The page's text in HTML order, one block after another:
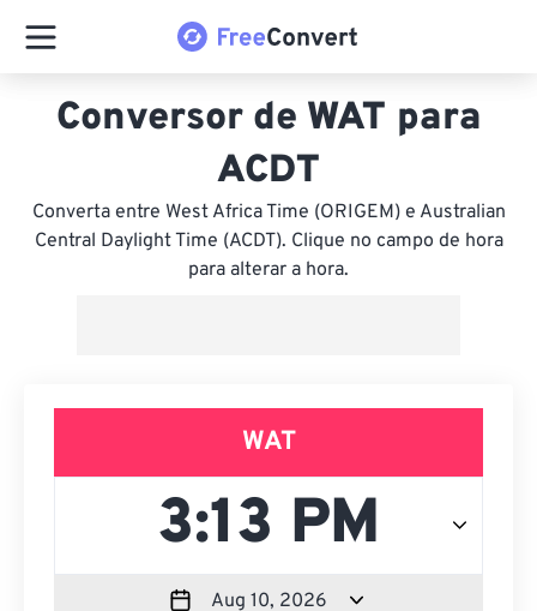
Conversor de WAT para
ACDT
Converta entre West Africa Time (ORIGEM) e Australian
Central Daylight Time (ACDT). Clique no campo de hora
para alterar a hora.
WAT